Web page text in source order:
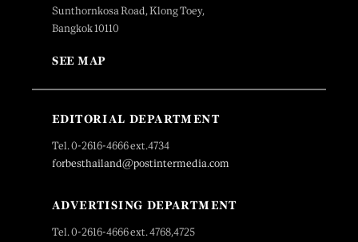
Sunthornkosa Road, Klong Toey,
Bangkok 10110
SEE MAP
EDITORIAL DEPARTMENT
Tel. 0-2616-4666 ext.4734
forbesthailand@postintermedia.com
ADVERTISING DEPARTMENT
Tel. 0-2616-4666 ext. 4768,4725